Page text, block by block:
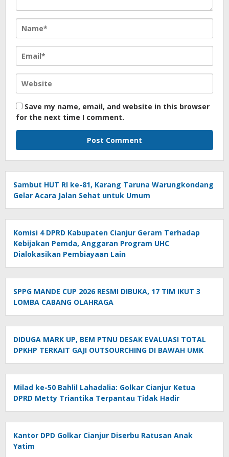
Save my name, email, and website in this browser
for the next time I comment.
Sambut HUT RI ke-81, Karang Taruna Warungkondang
Gelar Acara Jalan Sehat untuk Umum
Komisi 4 DPRD Kabupaten Cianjur Geram Terhadap
Kebijakan Pemda, Anggaran Program UHC
Dialokasikan Pembiayaan Lain
SPPG MANDE CUP 2026 RESMI DIBUKA, 17 TIM IKUT 3
LOMBA CABANG OLAHRAGA
DIDUGA MARK UP, BEM PTNU DESAK EVALUASI TOTAL
DPKHP TERKAIT GAJI OUTSOURCHING DI BAWAH UMK
Milad ke-50 Bahlil Lahadalia: Golkar Cianjur Ketua
DPRD Metty Triantika Terpantau Tidak Hadir
Kantor DPD Golkar Cianjur Diserbu Ratusan Anak
Yatim